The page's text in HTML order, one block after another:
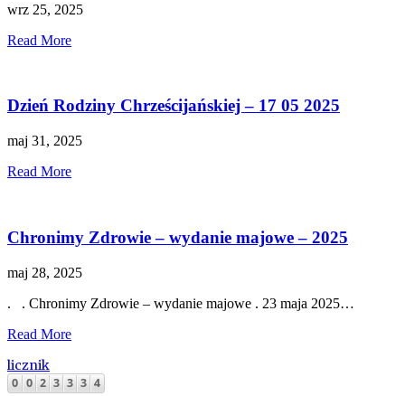
wrz 25, 2025
Read More
Dzień Rodziny Chrześcijańskiej – 17 05 2025
maj 31, 2025
Read More
Chronimy Zdrowie – wydanie majowe – 2025
maj 28, 2025
. . Chronimy Zdrowie – wydanie majowe . 23 maja 2025…
Read More
licznik